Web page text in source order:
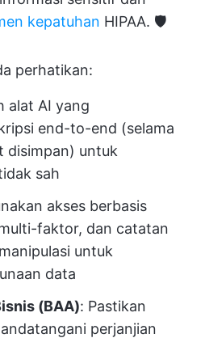
kepatuhan HIPAA. 🛡️
perhatikan:
alat AI yang
end-to-end (selama
disimpan) untuk
sah
akses berbasis
faktor, dan catatan
untuk
data
(BAA): Pastikan
perjanjian